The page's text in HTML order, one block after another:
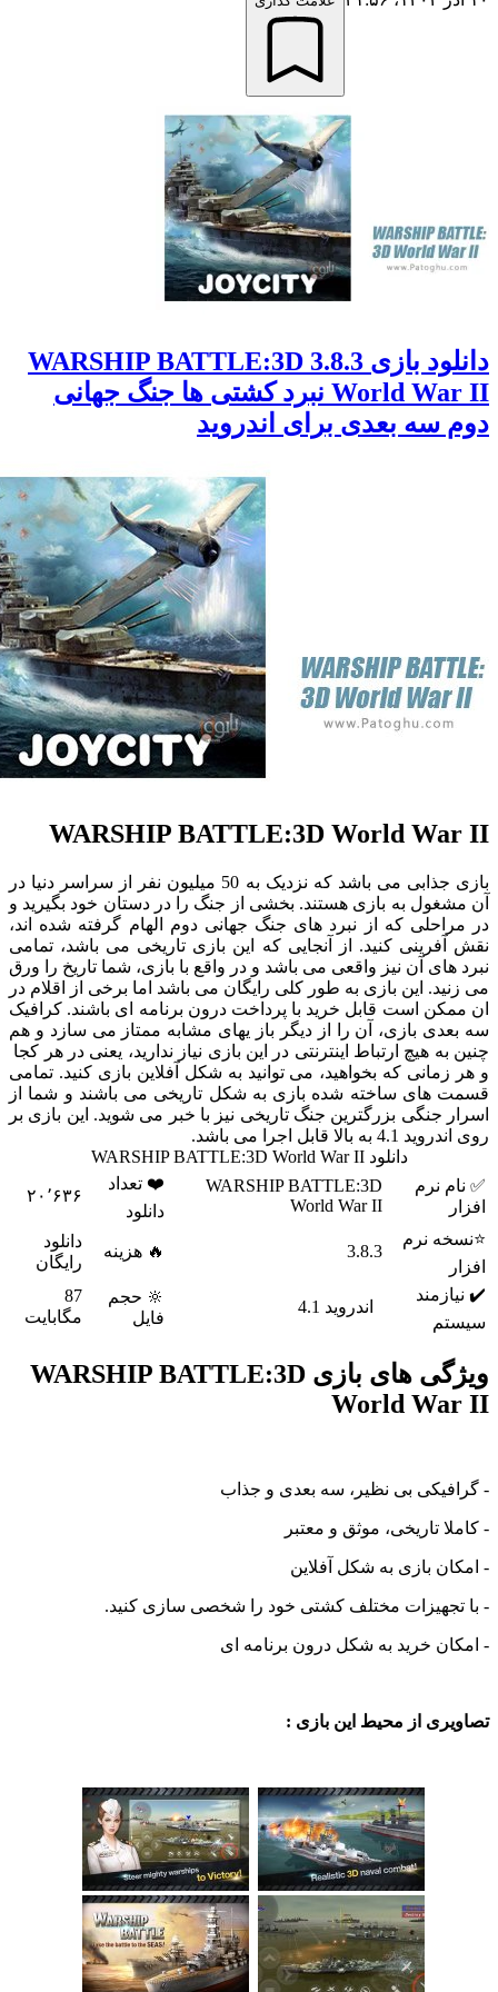
دانلود بازی 3.8.3 WARSHIP BATTLE:3D
World War II نبرد کشتی ها جنگ جهانی
بعدی برای اندروید
WARSHIP BATTLE:3D World
بازی جذابی می باشد که نزدیک به 50 میلیون نفر از سراسر دنیا در
به بازی هستند. بخشی از جنگ را در دستان خود بگیرید و
که از نبرد های جنگ جهانی دوم الهام گرفته شده اند،
کنید. از آنجایی که این بازی تاریخی می باشد، تمامی
آن نیز واقعی می باشد و در واقع با بازی، شما تاریخ را ورق
این بازی به طور کلی رایگان می باشد اما برخی از اقلام در
است قابل خرید با پرداخت درون برنامه ای باشند. کرافیک
بازی، آن را از دیگر باز یهای مشابه ممتاز می سازد و هم
هیچ ارتباط اینترنتی در این بازی نیاز ندارید، یعنی در هر کجا
که بخواهید، می توانید به شکل آفلاین بازی کنید. تمامی
ساخته شده بازی به شکل تاریخی می باشند و شما از
جنگی بزرگترین جنگ تاریخی نیز با خبر می شوید. این بازی بر
قابل اجرا می باشد.
نرم
WARSHIP BATTLE:3D
World War II
❤️ تعداد
۲۰٬۶۳۶
نرم
3.8.3 🔥 هزینه
رایگان
اندروید 4.1
🔆 حجم
87
مگابایت
ویژگی های بازی WARSHIP BATTLE:3D
World
بی نظیر، سه بعدی و جذاب
تاریخی، موثق و معتبر
بازی به شکل آفلاین
مختلف کشتی خود را شخصی سازی کنید.
خرید به شکل درون برنامه ای
از محیط این بازی :